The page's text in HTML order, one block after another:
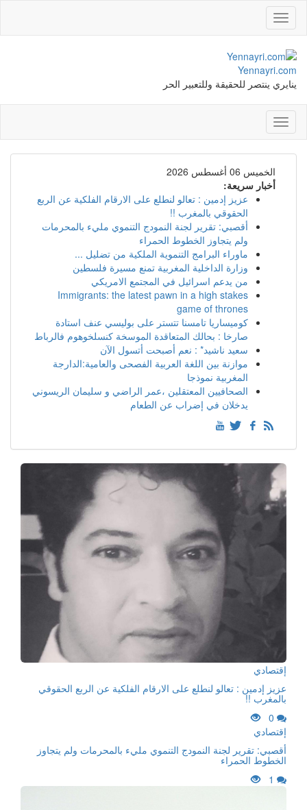
Toggle
navigation
Yennayri.com
ينايري ينتصر للحقيقة وللتعبير الحر
Toggle
navigation
الخميس 06 أغسطس 2026
أخبار سريعة:
عزيز إدمين : تعالو لنطلع على الارقام الفلكية عن الربع
الحقوقي بالمغرب !!
أقصبي: تقرير لجنة النمودج التنموي مليء بالمحرمات
ولم يتجاوز الخطوط الحمراء
ماوراء البرامج التنموية الملكية من تضليل ...
وزارة الداخلية المغربية تمنع مسيرة فلسطين
من يدعم اسرائيل في المجتمع الامريكي
Immigrants: the latest pawn in a high stakes
game of thrones
كوميساريا تامسنا تتستر على بوليسي عنف استادة
صارخا : بحالك المتعاقدة الموسخة كنسلخوهوم فالرباط
سعيد ناشيد* : نعم أصبحت أتسول الآن
موازنة بين اللغة العربية الفصحى والعامية:الدارجة
المغربية نموذجا
الصحافيين المعتقلين ،عمر الراضي و سليمان الريسوني
يدخلان في إضراب عن الطعام
إقتصادي
عزيز إدمين : تعالو لنطلع على الارقام الفلكية عن الربع الحقوقي
بالمغرب !!
0
إقتصادي
أقصبي: تقرير لجنة النمودج التنموي مليء بالمحرمات ولم يتجاوز
الخطوط الحمراء
1